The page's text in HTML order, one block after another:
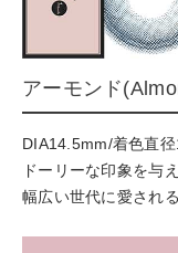
アーモンド
DIA14.5mm/着色直
ドーリーな印象を与
幅広い世代に愛され